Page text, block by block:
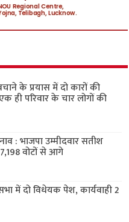
के प्रयास में दो कारों की
ही परिवार के चार लोगों की
: भाजपा उम्मीदवार सतीश
वोटों से आगे
में दो विधेयक पेश, कार्यवाही 2